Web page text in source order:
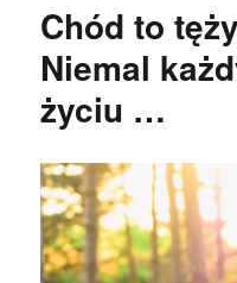
Chód to
Niemal
życiu …